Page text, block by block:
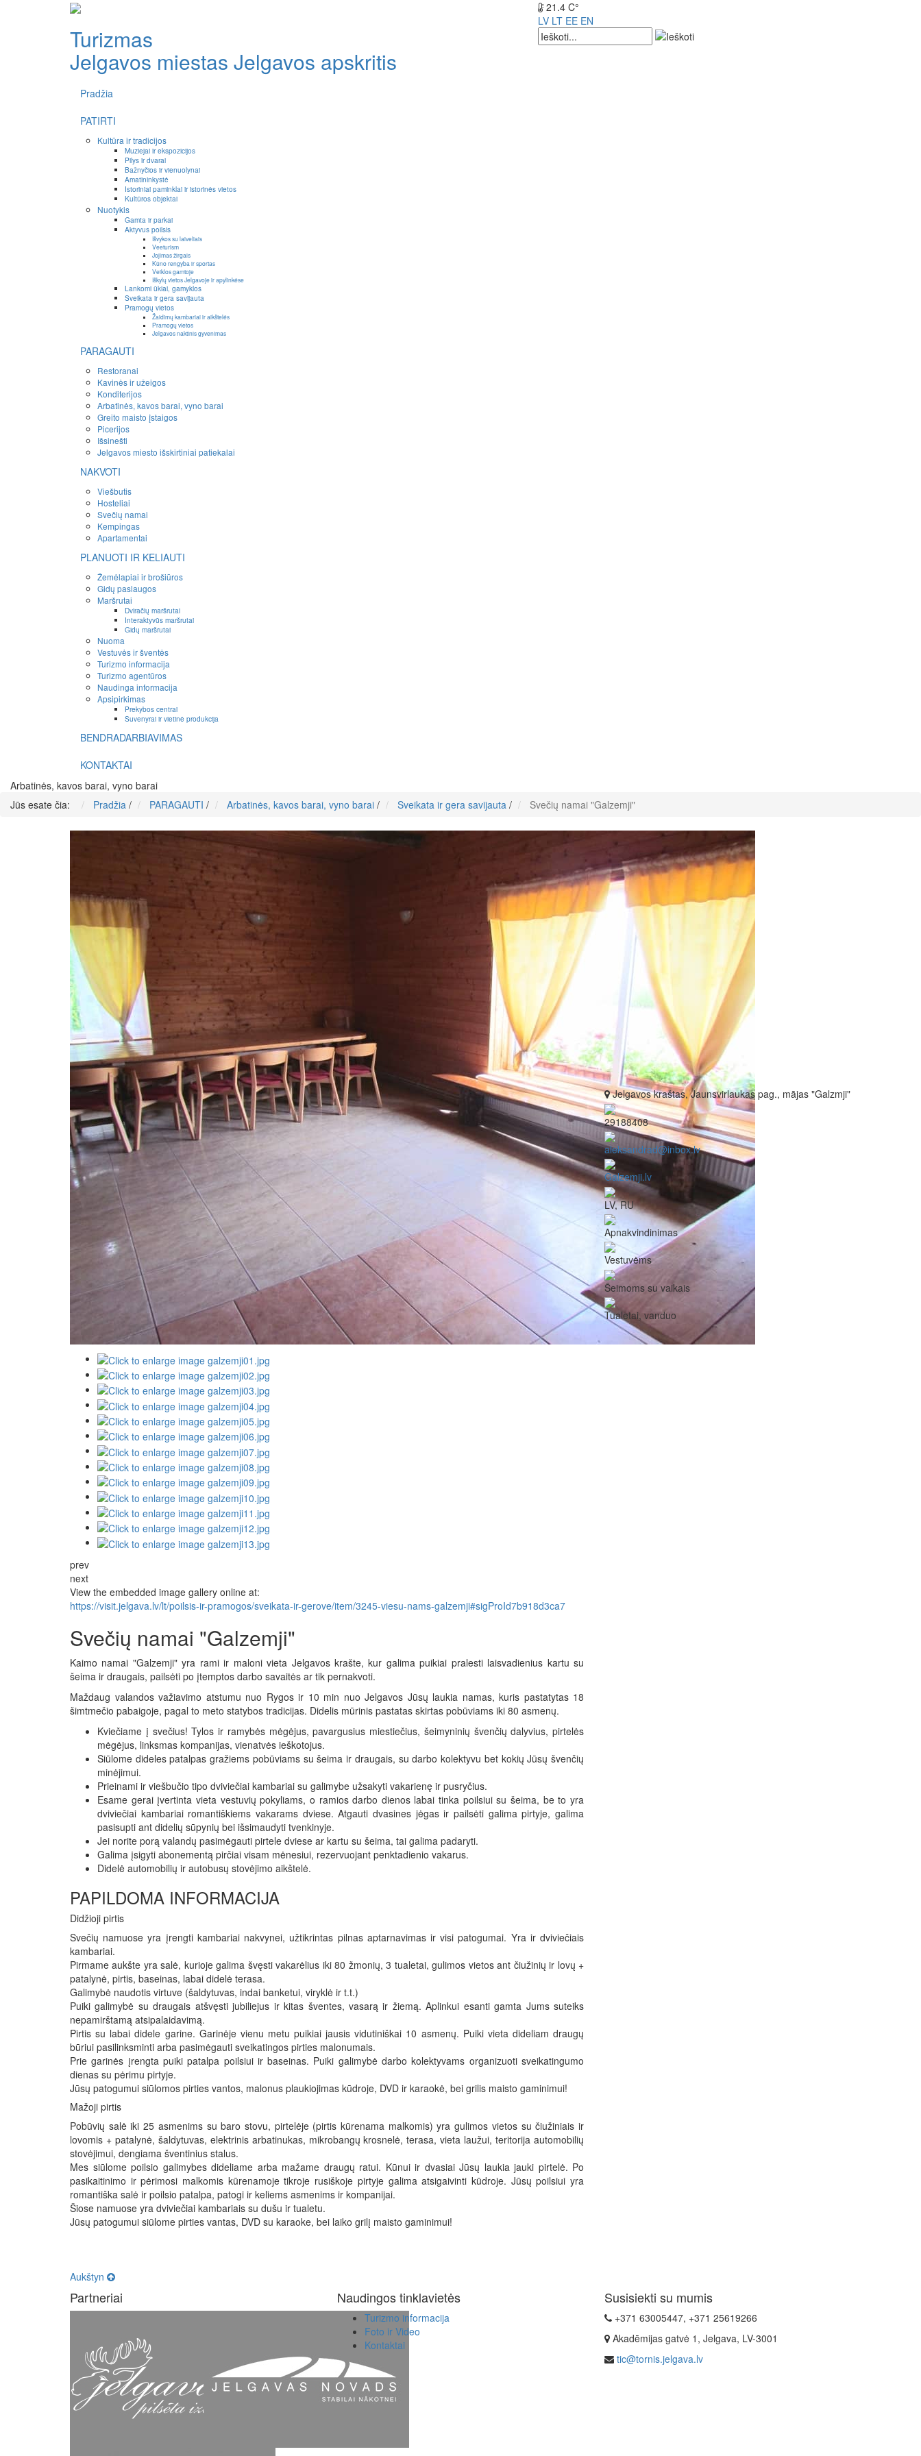
Turizmas
Jelgavos miestas Jelgavos apskritis
21.4 C°
LV LT EE EN
Pradžia
PATIRTI
Kultūra ir tradicijos
Muziejai ir ekspozicijos
Pilys ir dvarai
Bažnyčios ir vienuolynai
Amatininkystė
Istoriniai paminklai ir istorinės vietos
Kultūros objektai
Nuotykis
Gamta ir parkai
Aktyvus poilsis
Išvykos su laiveliais
Veeturism
Jojimas žirgais
Kūno rengyba ir sportas
Veiklos gamtoje
Iškylų vietos Jelgavoje ir apylinkėse
Lankomi ūkiai, gamyklos
Sveikata ir gera savijauta
Pramogų vietos
Žaidimų kambariai ir aikštelės
Pramogų vietos
Jelgavos naktinis gyvenimas
PARAGAUTI
Restoranai
Kavinės ir užeigos
Konditerijos
Arbatinės, kavos barai, vyno barai
Greito maisto įstaigos
Picerijos
Išsinešti
Jelgavos miesto išskirtiniai patiekalai
NAKVOTI
Viešbutis
Hosteliai
Svečių namai
Kempingas
Apartamentai
PLANUOTI IR KELIAUTI
Žemėlapiai ir brošiūros
Gidų paslaugos
Maršrutai
Dviračių maršrutai
Interaktyvūs maršrutai
Gidų maršrutai
Nuoma
Vestuvės ir šventės
Turizmo informacija
Turizmo agentūros
Naudinga informacija
Apsipirkimas
Prekybos centrai
Suvenyrai ir vietinė produkcija
BENDRADARBIAVIMAS
KONTAKTAI
Arbatinės, kavos barai, vyno barai
Jūs esate čia:
Pradžia / PARAGAUTI / Arbatinės, kavos barai, vyno barai / Sveikata ir gera savijauta / Svečių namai "Galzemji"
prev
next
View the embedded image gallery online at:
https://visit.jelgava.lv/lt/poilsis-ir-pramogos/sveikata-ir-gerove/item/3245-viesu-nams-galzemji#sigProId7b918d3ca7
Svečių namai "Galzemji"
Kaimo namai "Galzemji" yra rami ir maloni vieta Jelgavos krašte, kur galima puikiai pralesti laisvadienius kartu su
šeima ir draugais, pailsėti po įtemptos darbo savaitės ar tik pernakvoti.
Maždaug valandos važiavimo atstumu nuo Rygos ir 10 min nuo Jelgavos Jūsų laukia namas, kuris pastatytas 18
šimtmečio pabaigoje, pagal to meto statybos tradicijas. Didelis mūrinis pastatas skirtas pobūviams iki 80 asmenų.
Kviečiame į svečius! Tylos ir ramybės mėgėjus, pavargusius miestiečius, šeimyninių švenčių dalyvius, pirtelės
mėgėjus, linksmas kompanijas, vienatvės ieškotojus.
Siūlome dideles patalpas gražiems pobūviams su šeima ir draugais, su darbo kolektyvu bet kokių Jūsų švenčių
minėjimui.
Prieinami ir viešbučio tipo dviviečiai kambariai su galimybe užsakyti vakarienę ir pusryčius.
Esame gerai įvertinta vieta vestuvių pokyliams, o ramios darbo dienos labai tinka poilsiui su šeima, be to yra
dviviečiai kambariai romantiškiems vakarams dviese. Atgauti dvasines jėgas ir pailsėti galima pirtyje, galima
pasisupti ant didelių sūpynių bei išsimaudyti tvenkinyje.
Jei norite porą valandų pasimėgauti pirtele dviese ar kartu su šeima, tai galima padaryti.
Galima įsigyti abonementą pirčiai visam mėnesiui, rezervuojant penktadienio vakarus.
Didelė automobilių ir autobusų stovėjimo aikštelė.
PAPILDOMA INFORMACIJA
Didžioji pirtis
Svečių namuose yra įrengti kambariai nakvynei, užtikrintas pilnas aptarnavimas ir visi patogumai. Yra ir dviviečiais
kambariai.
Pirmame aukšte yra salė, kurioje galima švęsti vakarėlius iki 80 žmonių, 3 tualetai, gulimos vietos ant čiužinių ir lovų +
patalynė, pirtis, baseinas, labai didelė terasa.
Galimybė naudotis virtuve (šaldytuvas, indai banketui, viryklė ir t.t.)
Puiki galimybė su draugais atšvęsti jubiliejus ir kitas šventes, vasarą ir žiemą. Aplinkui esanti gamta Jums suteiks
nepamirštamą atsipalaidavimą.
Pirtis su labai didele garine. Garinėje vienu metu puikiai jausis vidutiniškai 10 asmenų. Puiki vieta dideliam draugų
būriui pasilinksminti arba pasimėgauti sveikatingos pirties malonumais.
Prie garinės įrengta puiki patalpa poilsiui ir baseinas. Puiki galimybė darbo kolektyvams organizuoti sveikatingumo
dienas su pėrimu pirtyje.
Jūsų patogumui siūlomos pirties vantos, malonus plaukiojimas kūdroje, DVD ir karaokė, bei grilis maisto gaminimui!
Mažoji pirtis
Pobūvių salė iki 25 asmenims su baro stovu, pirtelėje (pirtis kūrenama malkomis) yra gulimos vietos su čiužiniais ir
lovomis + patalynė, šaldytuvas, elektrinis arbatinukas, mikrobangų krosnelė, terasa, vieta laužui, teritorija automobilių
stovėjimui, dengiama šventinius stalus.
Mes siūlome poilsio galimybes dideliame arba mažame draugų ratui. Kūnui ir dvasiai Jūsų laukia jauki pirtelė. Po
pasikaitinimo ir pėrimosi malkomis kūrenamoje tikroje rusiškoje pirtyje galima atsigaivinti kūdroje. Jūsų poilsiui yra
romantiška salė ir poilsio patalpa, patogi ir keliems asmenims ir kompanijai.
Šiose namuose yra dviviečiai kambariais su dušu ir tualetu.
Jūsų patogumui siūlome pirties vantas, DVD su karaoke, bei laiko grilį maisto gaminimui!
Aukštyn
Jelgavos kraštas, Jaunsvirlaukas pag., mājas "Galzmji"
29188408
aleksandrad@inbox.lv
Galzemji.lv
LV, RU
Apnakvindinimas
Vestuvėms
Šeimoms su vaikais
Tualetai, vanduo
Partneriai Naudingos tinklavietės
Turizmo informacija
Foto ir Video
Kontaktai
Susisiekti su mumis
+371 63005447, +371 25619266
Akadēmijas gatvė 1, Jelgava, LV-3001
tic@tornis.jelgava.lv